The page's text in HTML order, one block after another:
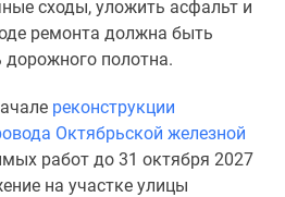
сходы, уложить асфальт и
ремонта должна быть
дорожного полотна.
реконструкции
Октябрьской железной
работ до 31 октября 2027
на участке улицы